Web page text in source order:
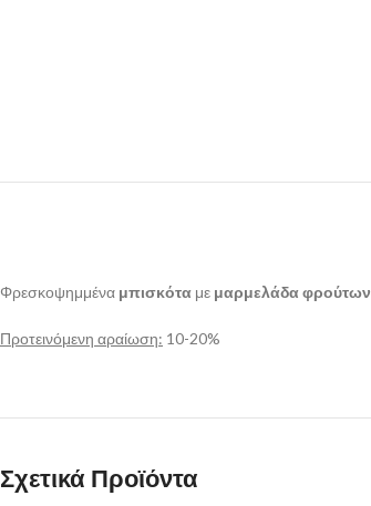
Φρεσκοψημμένα μπισκότα με μαρμελάδα φρούτων
Προτεινόμενη αραίωση: 10-20%
Σχετικά Προϊόντα